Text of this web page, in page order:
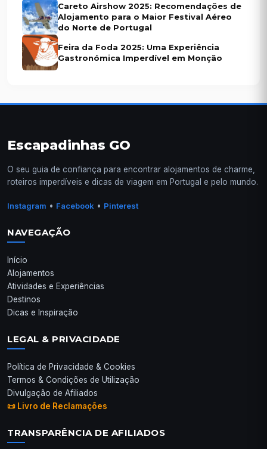
Careto Airshow 2025: Recomendações de
Alojamento para o Maior Festival Aéreo
do Norte de Portugal
Feira da Foda 2025: Uma Experiência
Gastronómica Imperdível em Monção
Escapadinhas GO
O seu guia de confiança para encontrar alojamentos de charme,
roteiros imperdíveis e dicas de viagem em Portugal e pelo mundo.
Instagram • Facebook • Pinterest
NAVEGAÇÃO
Início
Alojamentos
Atividades e Experiências
Destinos
Dicas e Inspiração
LEGAL & PRIVACIDADE
Política de Privacidade & Cookies
Termos & Condições de Utilização
Divulgação de Afiliados
📜 Livro de Reclamações
TRANSPARÊNCIA DE AFILIADOS